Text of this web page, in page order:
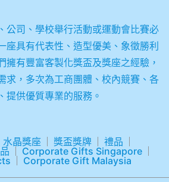
公司、學校舉行活動或運動會比賽必
座具有代表性、造型優美、象徵勝利
擁有豐富客製化獎盃及獎座之經驗，
求，多次為工商團體、校內競賽、各
提供優質專業的服務。
水晶獎座 獎盃獎牌
禮品
Corporate Gifts Singapore
Corporate Gift Malaysia